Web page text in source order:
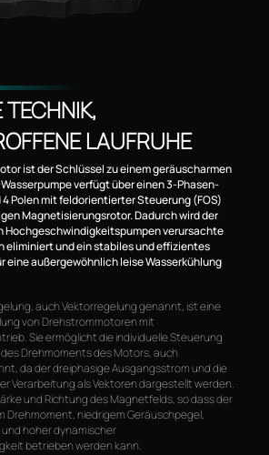
LAUFRUHE
ist der Schlüssel zu einem geräuscharmen
verfügt über einen 3-Phasen-
Polen mit feldorientierter Steuerung (FOS)
Magnetisierungsrotor. Dadurch wird der
Hochgeschwindigkeitspumpen verursachte
eliminiert und ein stabiles und effizientes
eine außergewöhnlich leise Wasserkühlung
auch Vektorregelung genannt, ist eine
von Drehstrommotoren mit
Sie ermöglicht die individuelle Steuerung
Drehmoments des Motors, auch
da der dreiphasige Ausgangsstrom und die
Verarbeitung als Vektoren dargestellt werden.
und Richtung des Magnetfelds, so dass der
niedrigem Geräuschpegel,
hoher dynamischer
betrieben werden kann.